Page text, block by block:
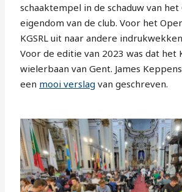
schaaktempel in de schaduw van
eigendom van de club. Voor het
KGSRL uit naar andere
Voor de editie van 2023 was dat het
wielerbaan van Gent. James
een mooi verslag van geschreven.